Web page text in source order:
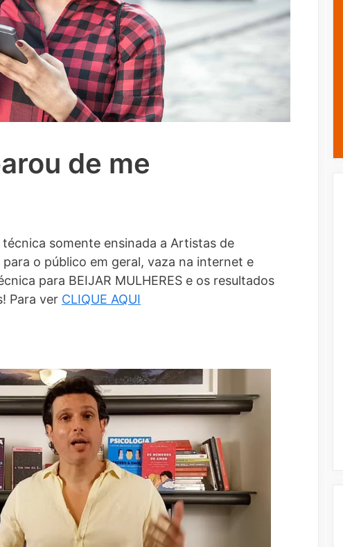
de me
somente ensinada a Artistas de
o público em geral, vaza na internet e
para BEIJAR MULHERES e os resultados
Para ver CLIQUE AQUI